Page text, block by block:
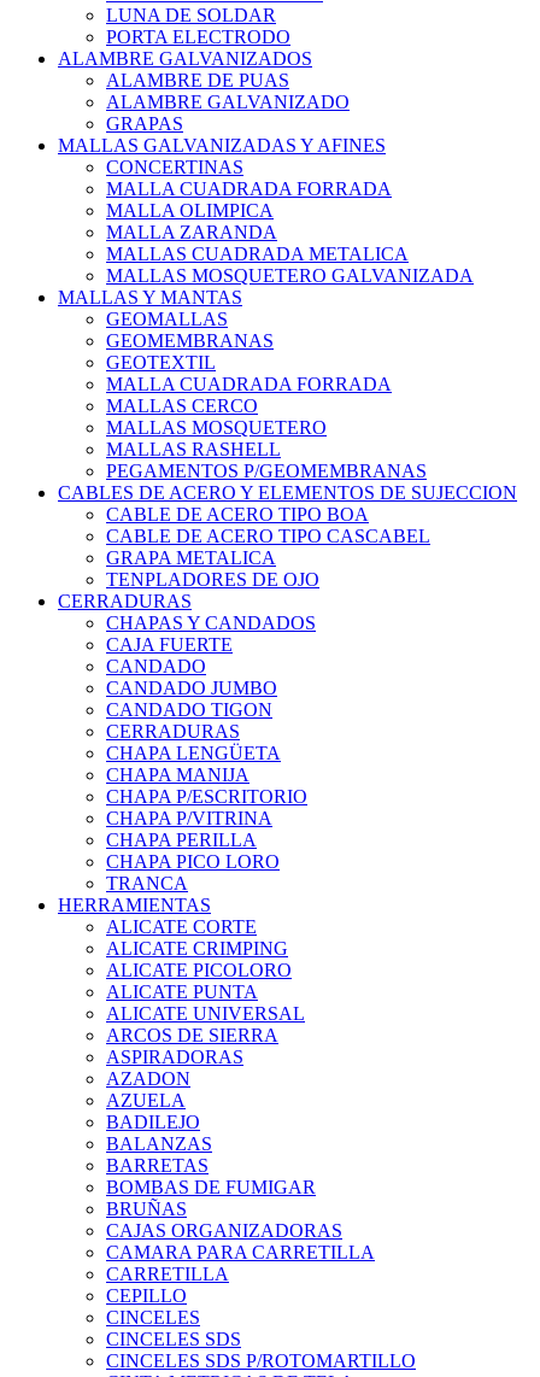
LUNA DE SOLDAR
PORTA ELECTRODO
ALAMBRE GALVANIZADOS
ALAMBRE DE PUAS
ALAMBRE GALVANIZADO
GRAPAS
MALLAS GALVANIZADAS Y AFINES
CONCERTINAS
MALLA CUADRADA FORRADA
MALLA OLIMPICA
MALLA ZARANDA
MALLAS CUADRADA METALICA
MALLAS MOSQUETERO GALVANIZADA
MALLAS Y MANTAS
GEOMALLAS
GEOMEMBRANAS
GEOTEXTIL
MALLA CUADRADA FORRADA
MALLAS CERCO
MALLAS MOSQUETERO
MALLAS RASHELL
PEGAMENTOS P/GEOMEMBRANAS
CABLES DE ACERO Y ELEMENTOS DE SUJECCION
CABLE DE ACERO TIPO BOA
CABLE DE ACERO TIPO CASCABEL
GRAPA METALICA
TENPLADORES DE OJO
CERRADURAS
CHAPAS Y CANDADOS
CAJA FUERTE
CANDADO
CANDADO JUMBO
CANDADO TIGON
CERRADURAS
CHAPA LENGÜETA
CHAPA MANIJA
CHAPA P/ESCRITORIO
CHAPA P/VITRINA
CHAPA PERILLA
CHAPA PICO LORO
TRANCA
HERRAMIENTAS
ALICATE CORTE
ALICATE CRIMPING
ALICATE PICOLORO
ALICATE PUNTA
ALICATE UNIVERSAL
ARCOS DE SIERRA
ASPIRADORAS
AZADON
AZUELA
BADILEJO
BALANZAS
BARRETAS
BOMBAS DE FUMIGAR
BRUÑAS
CAJAS ORGANIZADORAS
CAMARA PARA CARRETILLA
CARRETILLA
CEPILLO
CINCELES
CINCELES SDS
CINCELES SDS P/ROTOMARTILLO